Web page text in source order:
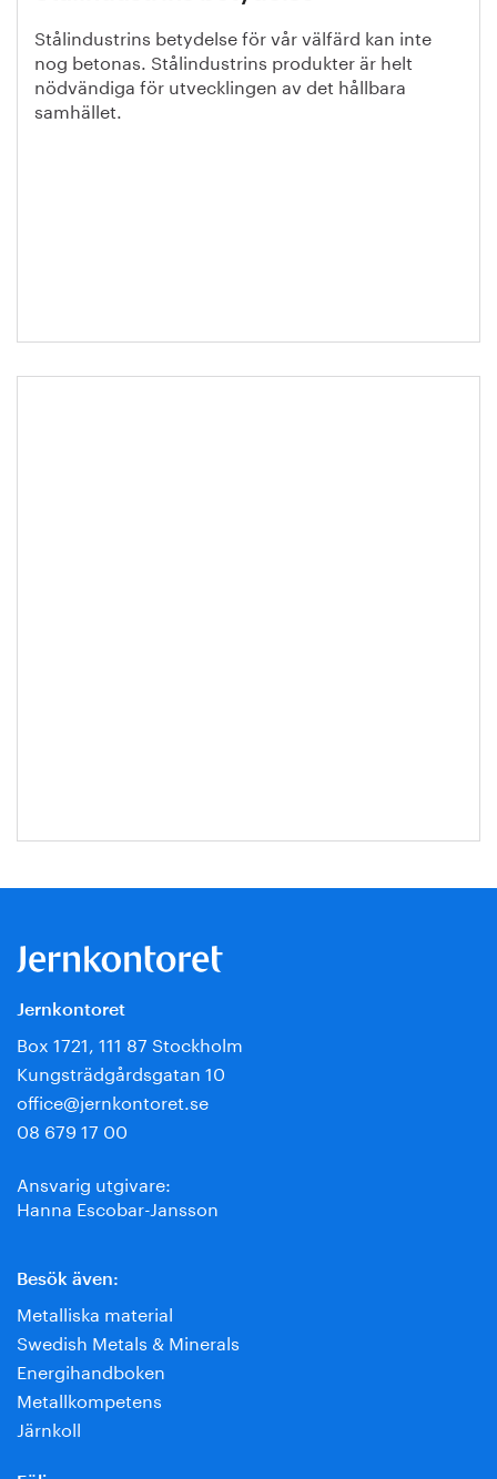
Stålindustrins betydelse för vår välfärd kan inte
nog betonas. Stålindustrins produkter är helt
nödvändiga för utvecklingen av det hållbara
samhället.
Jernkontoret
Box 1721, 111 87 Stockholm
Kungsträdgårdsgatan 10
office@jernkontoret.se
08 679 17 00
Ansvarig utgivare:
Hanna Escobar-Jansson
Besök även:
Metalliska material
Swedish Metals & Minerals
Energihandboken
Metallkompetens
Järnkoll